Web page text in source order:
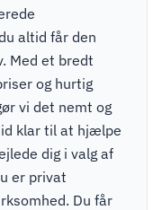
altid får den
Med et bredt
og hurtig
vi det nemt og
klar til at hjælpe
dig i valg af
er privat
Du får